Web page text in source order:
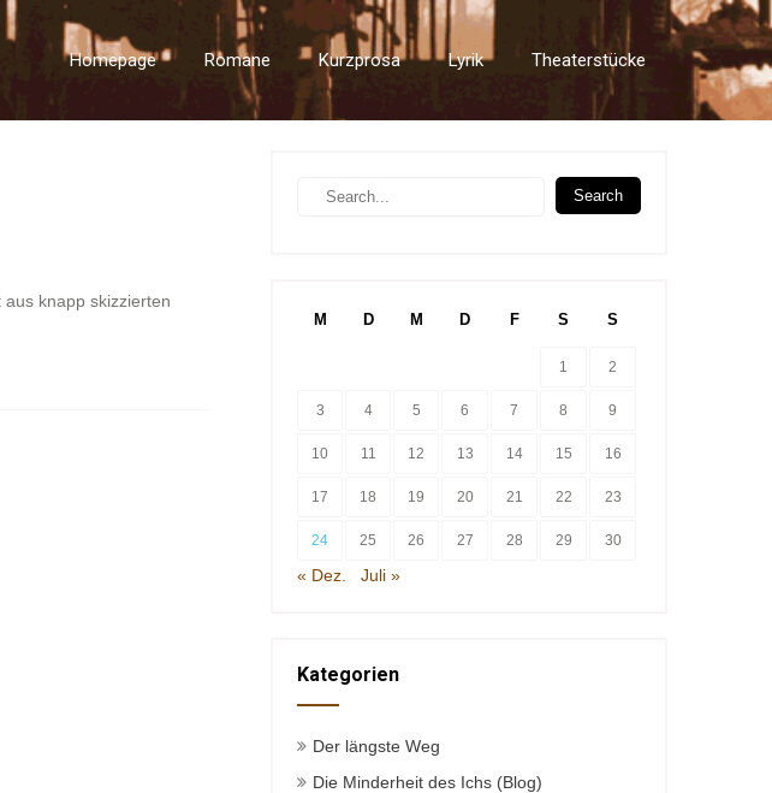
Homepage Romane Kurzprosa Lyrik Theaterstücke
knapp skizzierten
M D M D F S S
1 2
3 4 5 6 7 8 9
10 11 12 13 14 15 16
17 18 19 20 21 22 23
24 25 26 27 28 29 30
« Dez. Juli »
Kategorien
Der längste Weg
Die Minderheit des Ichs (Blog)